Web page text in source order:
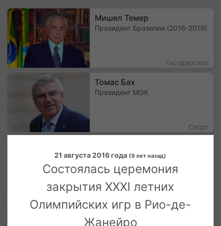
Мишел Темер
Президент Бразилии (2016-2019)
Государство
Томас Бах
Президент МОК
Спорт
Правящий Князь Монако
Созыкин Павел Валерьевич
Российский яхтсмен
21 августа 2016 года (9 лет назад)
Состоялась церемония
закрытия XXXI летних
Олимпийских игр в Рио-де-
Жанейро